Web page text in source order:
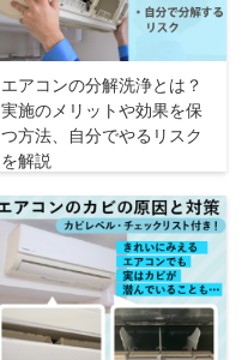
エアコンの分解洗浄とは？
実施のメリットや効果を保
つ方法、自分でやるリスク
を解説